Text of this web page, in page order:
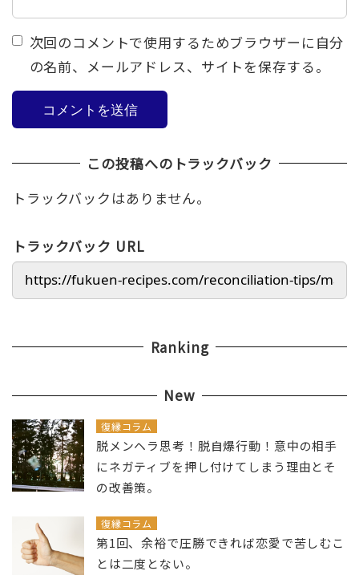
次回のコメントで使用するためブラウザーに自分
の名前、メールアドレス、サイトを保存する。
この投稿へのトラックバック
トラックバックはありません。
トラックバック URL
Ranking
New
復縁コラム
脱メンヘラ思考！脱自爆行動！意中の相手
にネガティブを押し付けてしまう理由とそ
の改善策。
復縁コラム
第1回、余裕で圧勝できれば恋愛で苦しむこ
とは二度とない。